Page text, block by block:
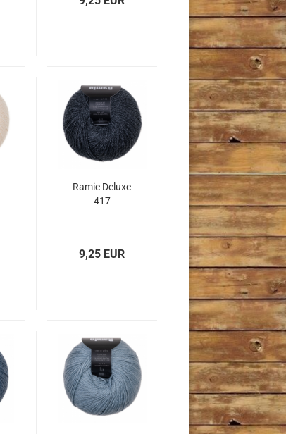
Ramie Deluxe
417
9,25 EUR